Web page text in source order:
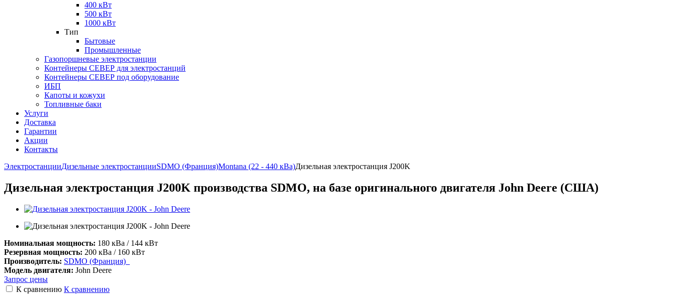
400 кВт
500 кВт
1000 кВт
Тип
Бытовые
Промышленные
Газопоршневые электростанции
Контейнеры СЕВЕР для электростанций
Контейнеры СЕВЕР под оборудование
ИБП
Капоты и кожухи
Топливные баки
Услуги
Доставка
Гарантии
Акции
Контакты
ЭлектростанцииДизельные электростанцииSDMO (Франция)Montana (22 - 440 кВа)Дизельная электростанция J200K
Дизельная электростанция J200K производства SDMO, на базе оригинального двигателя John Deere (США)
Номинальная мощность: 180 кВа / 144 кВт
Резервная мощность: 200 кВа / 160 кВт
Производитель: SDMO (Франция)
Модель двигателя: John Deere
Запрос цены
К сравнению К сравнению